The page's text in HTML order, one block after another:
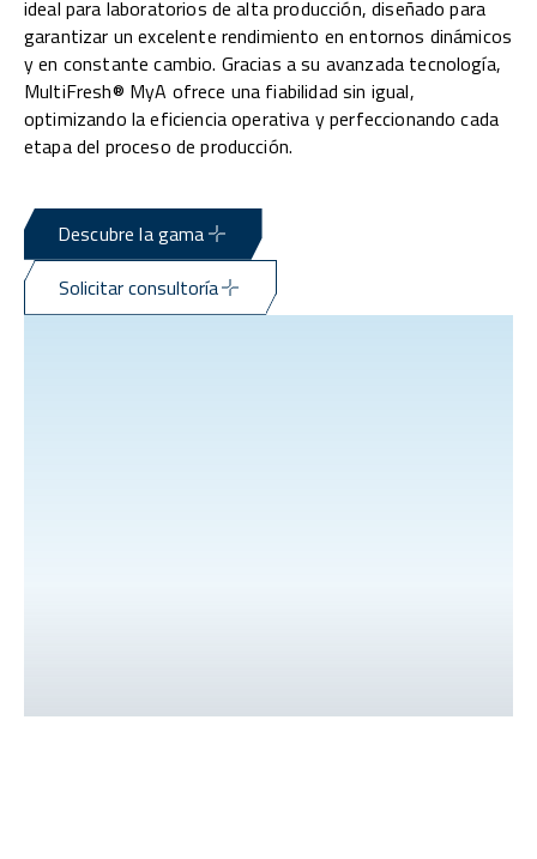
ideal para laboratorios de alta producción, diseñado para
garantizar un excelente rendimiento en entornos dinámicos
y en constante cambio. Gracias a su avanzada tecnología,
MultiFresh® MyA ofrece una fiabilidad sin igual,
optimizando la eficiencia operativa y perfeccionando cada
etapa del proceso de producción.
Descubre la gama
Solicitar consultoría